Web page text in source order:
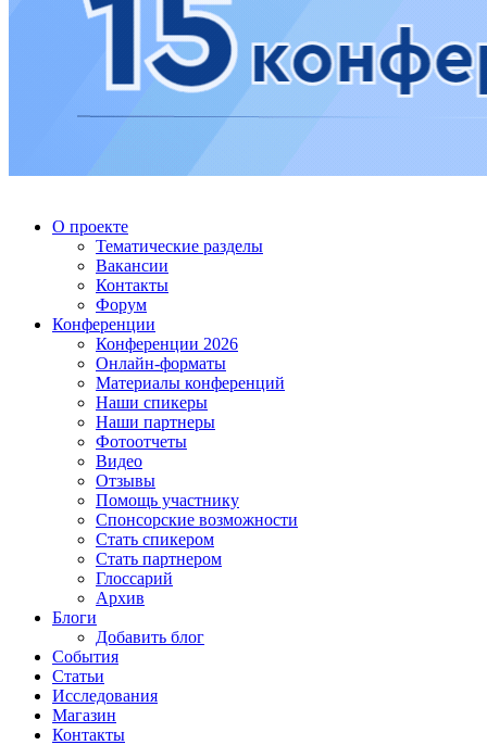
О проекте
Тематические разделы
Вакансии
Контакты
Форум
Конференции
Конференции 2026
Онлайн-форматы
Материалы конференций
Наши спикеры
Наши партнеры
Фотоотчеты
Видео
Отзывы
Помощь участнику
Спонсорские возможности
Стать спикером
Стать партнером
Глоссарий
Архив
Блоги
Добавить блог
События
Статьи
Исследования
Магазин
Контакты